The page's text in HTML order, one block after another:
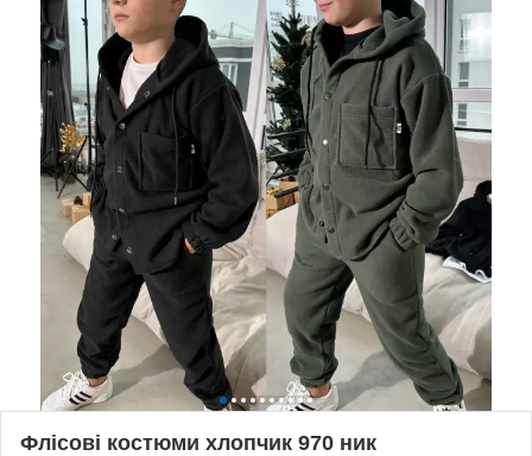
Флісові костюми хлопчик 970 ник